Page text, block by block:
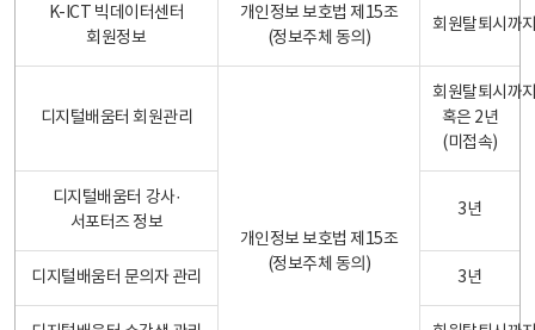
K-ICT 빅데이터센터
회원정보
개인정보 보호법 제15조
(정보주체 동의)
회원탈퇴시까
디지털배움터 회원관리
개인정보 보호법 제15조
(정보주체 동의)
회원탈퇴시까
혹은 2년
(미접속)
디지털배움터 강사·
서포터즈 정보
3년
디지털배움터 문의자 관리 3년